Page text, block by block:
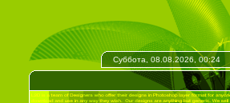
Суббота, 08.08.2026, 00:24